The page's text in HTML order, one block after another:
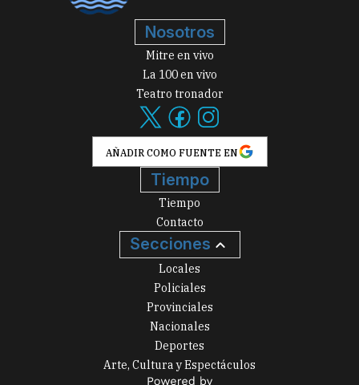
Nosotros
Mitre en vivo
La 100 en vivo
Teatro tronador
AÑADIR COMO FUENTE EN
Tiempo
Tiempo
Contacto
Secciones
Locales
Policiales
Provinciales
Nacionales
Deportes
Arte, Cultura y Espectáculos